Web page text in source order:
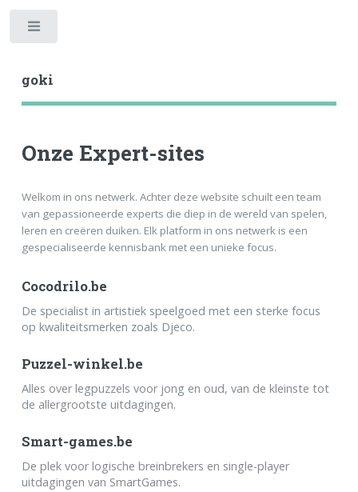
goki
Onze Expert-sites
Welkom in ons netwerk. Achter deze website schuilt een team
van gepassioneerde experts die diep in de wereld van spelen,
leren en creëren duiken. Elk platform in ons netwerk is een
gespecialiseerde kennisbank met een unieke focus.
Cocodrilo.be
De specialist in artistiek speelgoed met een sterke focus
op kwaliteitsmerken zoals Djeco.
Puzzel-winkel.be
Alles over legpuzzels voor jong en oud, van de kleinste tot
de allergrootste uitdagingen.
Smart-games.be
De plek voor logische breinbrekers en single-player
uitdagingen van SmartGames.